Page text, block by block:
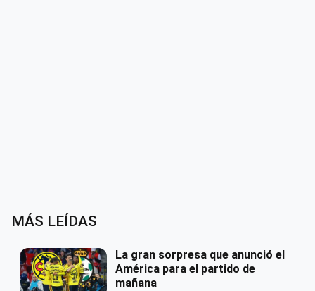
MÁS LEÍDAS
La gran sorpresa que anunció el
América para el partido de
mañana